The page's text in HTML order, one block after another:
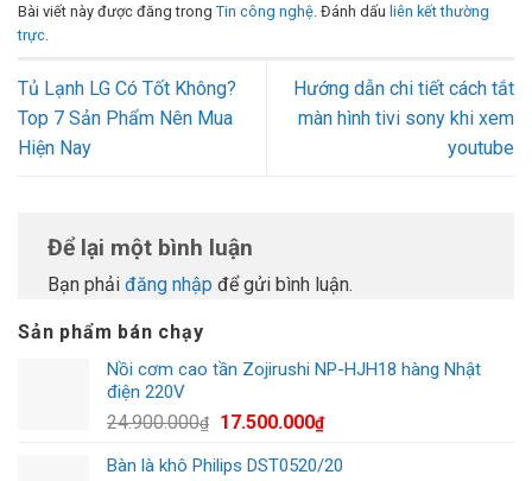
Sản phẩm bán chạy
Nồi cơm cao tần Zojirushi NP-HJH18 hàng Nhật
điện 220V
24.900.000₫
Giá
là:
17.500.000₫Giá
tại
Bàn là khô Philips DST0520/20
Bài viết này được đăng trong Tin công nghệ . Đánh dấu liên kết thường
trực
Tủ Lạnh LG Có Tốt Không?
Top 7 Sản Phẩm Nên Mua
Hiện Nay
Hướng dẫn chi tiết cách tắt
màn hình tivi sony khi xem
youtube
Để lại một bình luận
Bạn phải đăng nhập để gửi bình luận.